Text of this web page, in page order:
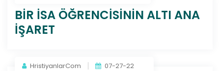
BİR İSA ÖĞRENCİSİNİN ALTI ANA
İŞARET
HristiyanlarCom 07-27-22